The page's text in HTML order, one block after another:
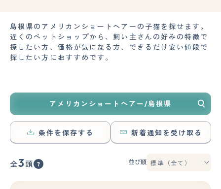
島根県のアメリカンショートヘアーの子猫を探せます。
近くのペットショップから、飼い主さんの好みの特徴で
探したい方、価格が気になる方、できるだけ安い値段で
探したい方におすすめです。
アメリカンショートヘアー/島根県
条件を保存する 新着通知を受け取る
全3 頭 並び順